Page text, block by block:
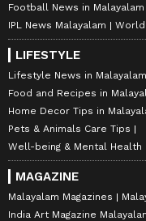
Football News in Malayalam
IPL News Malayalam
World
LIFESTYLE
Lifestyle News in Malayalam
Food and Recipes in
Home Decor Tips in
Pets & Animals Care Tips
Well-being & Mental Health
MAGAZINE
Malayalam Magazines
India Art Magazine